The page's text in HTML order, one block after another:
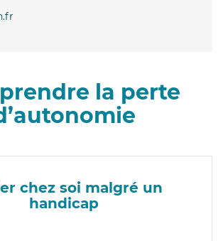
la perte
chez soi malgré un
handicap